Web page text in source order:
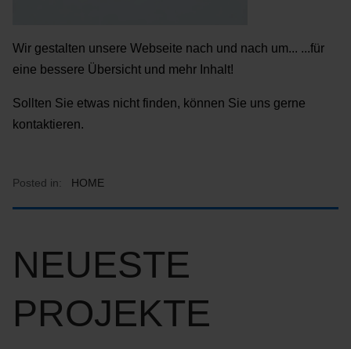
Wir gestalten unsere Webseite nach und nach um... ...für
eine bessere Übersicht und mehr Inhalt!
Sollten Sie etwas nicht finden, können Sie uns gerne
kontaktieren.
Posted in: HOME
NEUESTE
PROJEKTE